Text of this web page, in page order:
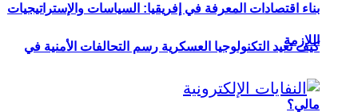
كيف تعيد التكنولوجيا العسكرية رسم التحالفات الأمنية في
مالي؟
بناء اقتصادات المعرفة في إفريقيا: السياسات والإستراتيجيات
اللازمة